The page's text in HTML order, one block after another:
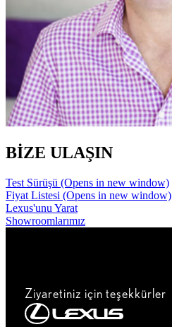
BİZE ULAŞIN
Test Sürüşü (Opens in new window)
Fiyat Listesi (Opens in new window)
Lexus'unu Yarat
Showroomlarımız
Ziyaretiniz için teşekkürler